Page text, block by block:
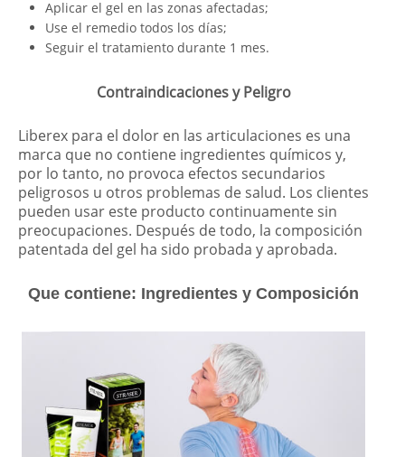
Aplicar el gel en las zonas afectadas;
Use el remedio todos los días;
Seguir el tratamiento durante 1 mes.
Contraindicaciones y Peligro
Liberex para el dolor en las articulaciones es una
marca que no contiene ingredientes químicos y,
por lo tanto, no provoca efectos secundarios
peligrosos u otros problemas de salud. Los clientes
pueden usar este producto continuamente sin
preocupaciones. Después de todo, la composición
patentada del gel ha sido probada y aprobada.
Que contiene: Ingredientes y Composición